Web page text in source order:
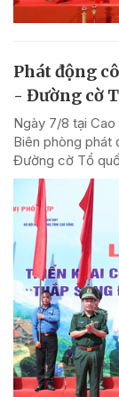
Phát động
- Đường cờ
Ngày 7/8 tại
Biên phòng phát
Đường cờ Tổ